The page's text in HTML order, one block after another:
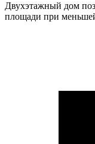
Двухэтажный дом
площади при